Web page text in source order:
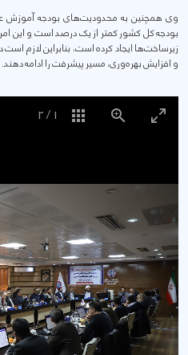
وی همچنین به محدودیت‌های بودجه آموزش
بودجه کل کشور کمتر از یک درصد است و این
زیرساخت‌ها ایجاد کرده است، بنابراین لازم
و افزایش بهره‌وری، مسیر پیشرفت را ادامه دهند.
1
/
2